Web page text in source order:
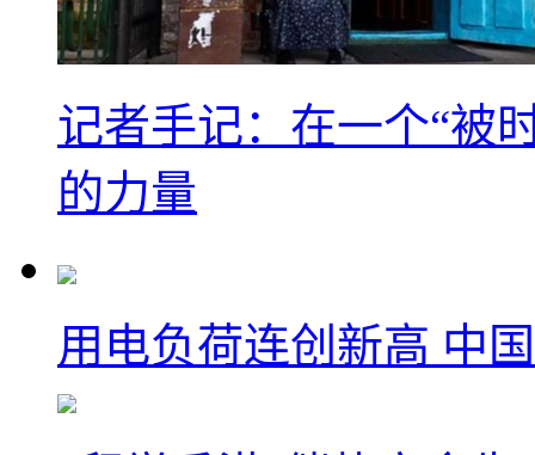
记者手记：在一个“被
的力量
用电负荷连创新高 中